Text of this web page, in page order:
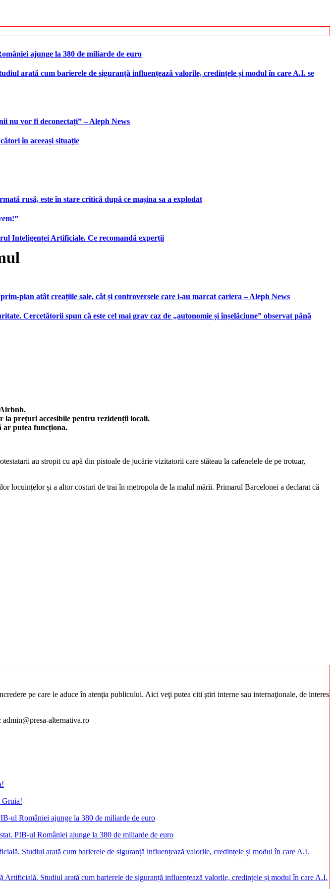
ajunge la 380 de miliarde de euro
arată cum barierele de siguranță influențează valorile, credințele și modul în care A.I. se
nu vor fi deconectați” – Aleph News
în aceeași situație
rusă, este în stare critică după ce mașina sa a explodat
Inteligenței Artificiale. Ce recomandă experții
plan atât creațiile sale, cât și controversele care i-au marcat cariera – Aleph News
Cercetătorii spun că este cel mai grav caz de „autonomie și înșelăciune” observat până
Airbnb.
la prețuri accesibile pentru rezidenții locali.
ar putea funcționa.
au stropit cu apă din pistoale de jucărie vizitatorii care stăteau la cafenelele de pe trotuar,
locuințelor și a altor costuri de trai în metropola de la malul mării. Primarul Barcelonei a declarat că
pe care le aduce în atenţia publicului. Aici veţi putea citi ştiri interne sau internaţionale, de interes
alternativa.ro
Gruia!
PIB-ul României ajunge la 380 de miliarde de euro
Studiul arată cum barierele de siguranță influențează valorile, credințele și modul în care A.I.